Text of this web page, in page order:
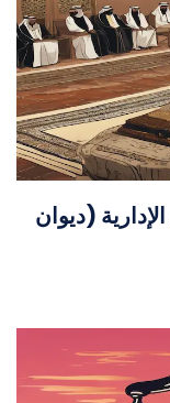
(ديوان